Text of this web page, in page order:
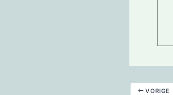
VORIGE